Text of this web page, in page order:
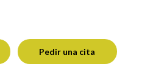
Pedir una cita